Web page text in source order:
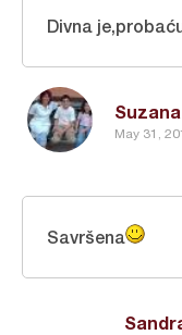
May 31,
Divna
Savršena